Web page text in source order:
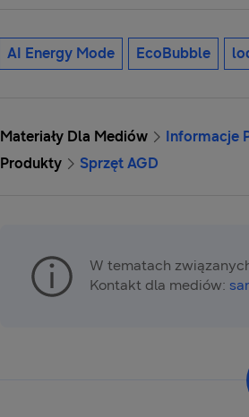
AI Energy Mode EcoBubble
Materiały Dla Mediów
Informacje
Produkty
Sprzęt AGD
W tematach
Kontakt dla mediów: